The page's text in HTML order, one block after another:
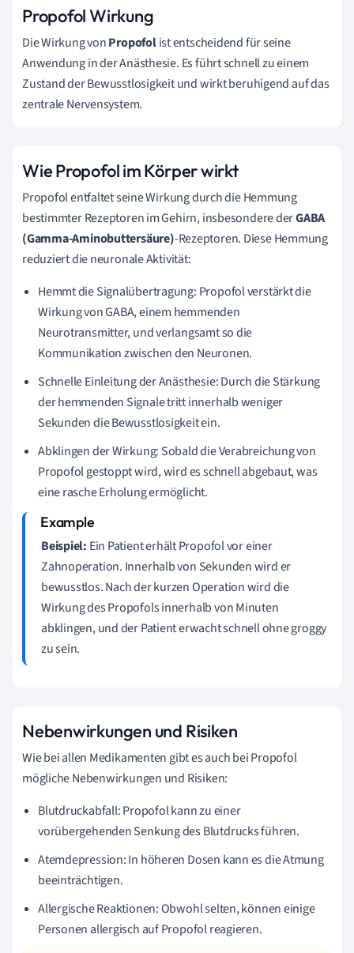
Propofol Wirkung
Die Wirkung vonPropofolist entscheidend für seine
Anwendung in der Anästhesie. Es führt schnell zu einem
Zustand der Bewusstlosigkeit und wirkt beruhigend auf das
zentrale Nervensystem.
Wie Propofol im Körper wirkt
Propofol entfaltet seine Wirkung durch die Hemmung
bestimmter Rezeptoren im Gehirn, insbesondere derGABA
(Gamma-Aminobuttersäure)-Rezeptoren. Diese Hemmung
reduziert die neuronale Aktivität:
Hemmt die Signalübertragung: Propofol verstärkt die
Wirkung von GABA, einem hemmenden
Neurotransmitter, und verlangsamt so die
Kommunikation zwischen den Neuronen.
Schnelle Einleitung der Anästhesie: Durch die Stärkung
der hemmenden Signale tritt innerhalb weniger
Sekunden die Bewusstlosigkeit ein.
Abklingen der Wirkung: Sobald die Verabreichung von
Propofol gestoppt wird, wird es schnell abgebaut, was
eine rasche Erholung ermöglicht.
Beispiel: Ein Patient erhält Propofol vor einer
Zahnoperation. Innerhalb von Sekunden wird er
bewusstlos. Nach der kurzen Operation wird die
Wirkung des Propofols innerhalb von Minuten
abklingen, und der Patient erwacht schnell ohne groggy
zu sein.
Nebenwirkungen und Risiken
Wie bei allen Medikamenten gibt es auch bei Propofol
mögliche Nebenwirkungen und Risiken:
Blutdruckabfall: Propofol kann zu einer
vorübergehenden Senkung des Blutdrucks führen.
Atemdepression: In höheren Dosen kann es die Atmung
beeinträchtigen.
Allergische Reaktionen: Obwohl selten, können einige
Personen allergisch auf Propofol reagieren.